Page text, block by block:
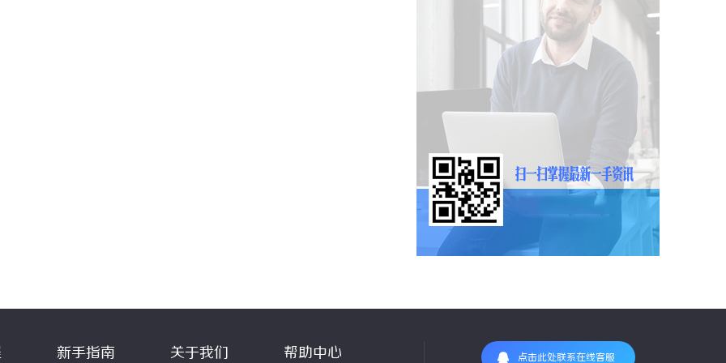
新手指南 关于我们 帮助中心 点击此处联系在线客服